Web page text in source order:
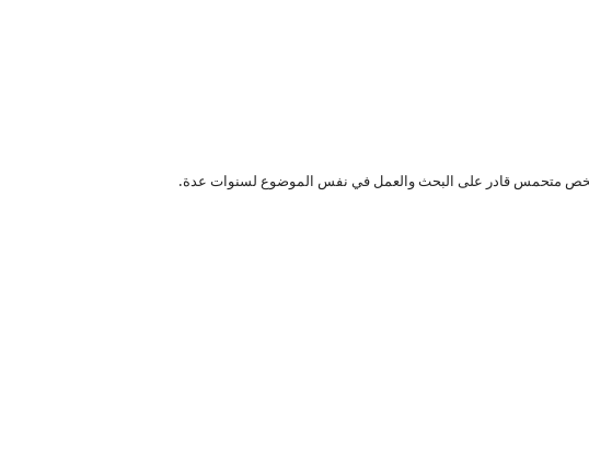
شخص متحمس قادر على البحث والعمل في نفس الموضوع لسنوات عدة.